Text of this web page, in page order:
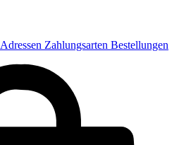
Adressen Zahlungsarten Bestellungen